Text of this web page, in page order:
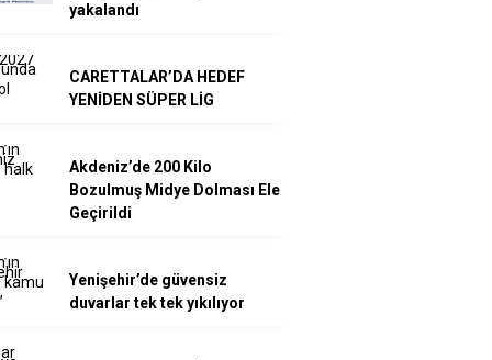
yakalandı
CARETTALAR’DA HEDEF
YENİDEN SÜPER LİG
Akdeniz’de 200 Kilo
Bozulmuş Midye Dolması Ele
Geçirildi
Yenişehir’de güvensiz
duvarlar tek tek yıkılıyor